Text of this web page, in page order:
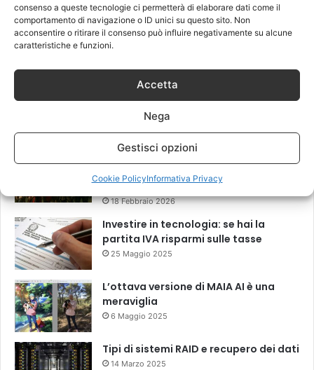
consenso a queste tecnologie ci permetterà di elaborare dati come il
comportamento di navigazione o ID unici su questo sito. Non
acconsentire o ritirare il consenso può influire negativamente su alcune
caratteristiche e funzioni.
Accetta
Nega
Gestisci opzioni
Cookie PolicyInformativa Privacy
Come scegliere i migliori ricambi per
smartphone per una riparazione di
qualità
Privacy Digitale: Come difendersi da
Spyware e Microspie di Nuova
Generazione
13 Marzo 2026
Il “New Old” Drop di Shaiya mostra
come gli MMO storici restano rilevanti
grazie al LiveOps
18 Febbraio 2026
Investire in tecnologia: se hai la
partita IVA risparmi sulle tasse
25 Maggio 2025
L’ottava versione di MAIA AI è una
meraviglia
6 Maggio 2025
Tipi di sistemi RAID e recupero dei dati
14 Marzo 2025